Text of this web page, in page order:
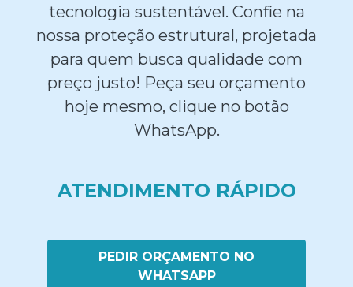
tecnologia sustentável. Confie na
nossa proteção estrutural, projetada
para quem busca qualidade com
preço justo! Peça seu orçamento
hoje mesmo, clique no botão
WhatsApp.
ATENDIMENTO RÁPIDO
PEDIR ORÇAMENTO NO
WHATSAPP